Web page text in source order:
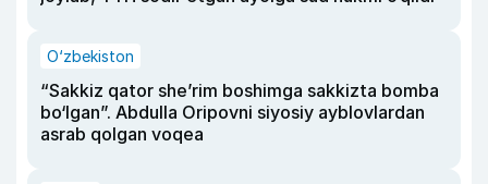
O‘zbekiston
“Sakkiz qator she’rim boshimga sakkizta bomba
bo‘lgan”. Abdulla Oripovni siyosiy ayblovlardan
asrab qolgan voqea